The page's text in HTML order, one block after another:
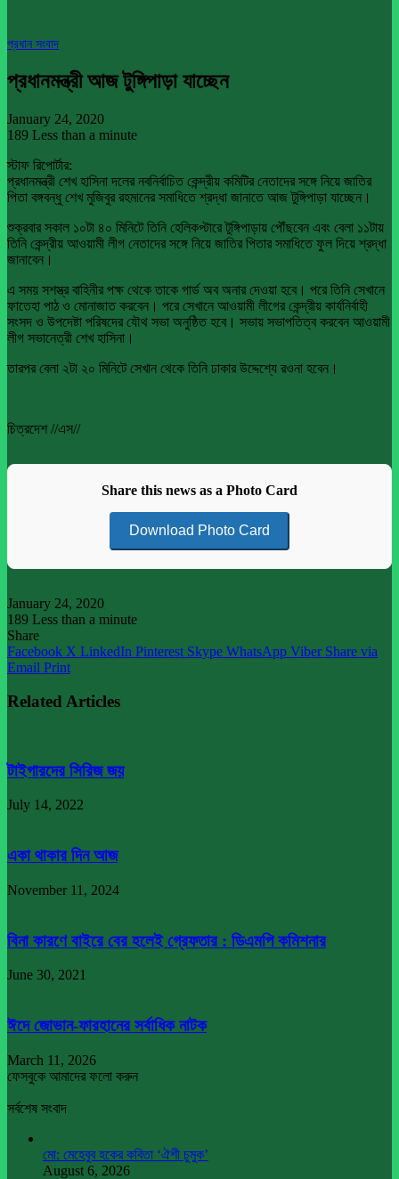
প্রধান সংবাদ
প্রধানমন্ত্রী আজ টুঙ্গিপাড়া যাচ্ছেন
January 24, 2020
189 Less than a minute
স্টাফ রিপোর্টার:
প্রধানমন্ত্রী শেখ হাসিনা দলের নবনির্বাচিত কেন্দ্রীয় কমিটির নেতাদের সঙ্গে নিয়ে জাতির
পিতা বঙ্গবন্ধু শেখ মুজিবুর রহমানের সমাধিতে শ্রদ্ধা জানাতে আজ টুঙ্গিপাড়া যাচ্ছেন।
শুক্রবার সকাল ১০টা ৪০ মিনিটে তিনি হেলিকপ্টারে টুঙ্গিপাড়ায় পৌঁছবেন এবং বেলা ১১টায়
তিনি কেন্দ্রীয় আওয়ামী লীগ নেতাদের সঙ্গে নিয়ে জাতির পিতার সমাধিতে ফুল দিয়ে শ্রদ্ধা
জানাবেন।
এ সময় সশস্ত্র বাহিনীর পক্ষ থেকে তাকে গার্ড অব অনার দেওয়া হবে। পরে তিনি সেখানে
ফাতেহা পাঠ ও মোনাজাত করবেন। পরে সেখানে আওয়ামী লীগের কেন্দ্রীয় কার্যনির্বাহী
সংসদ ও উপদেষ্টা পরিষদের যৌথ সভা অনুষ্ঠিত হবে। সভায় সভাপতিত্ব করবেন আওয়ামী
লীগ সভানেত্রী শেখ হাসিনা।
তারপর বেলা ২টা ২০ মিনিটে সেখান থেকে তিনি ঢাকার উদ্দেশ্যে রওনা হবেন।
চিত্রদেশ //এস//
Share this news as a Photo Card
Download Photo Card
January 24, 2020
189 Less than a minute
Share
Facebook X LinkedIn Pinterest Skype WhatsApp Viber Share via
Email Print
Related Articles
টাইগারদের সিরিজ জয়
July 14, 2022
একা থাকার দিন আজ
November 11, 2024
বিনা কারণে বাইরে বের হলেই গ্রেফতার : ডিএমপি কমিশনার
June 30, 2021
ঈদে জোভান-ফারহানের সর্বাধিক নাটক
March 11, 2026
ফেসবুকে আমাদের ফলো করুন
সর্বশেষ সংবাদ
মো: মেহেবুব হকের কবিতা ‘ঐশী চুমুক’
August 6, 2026